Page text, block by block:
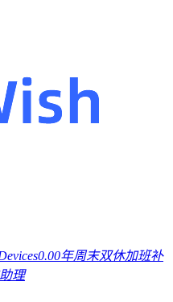
0.00年周末双休加班补
理